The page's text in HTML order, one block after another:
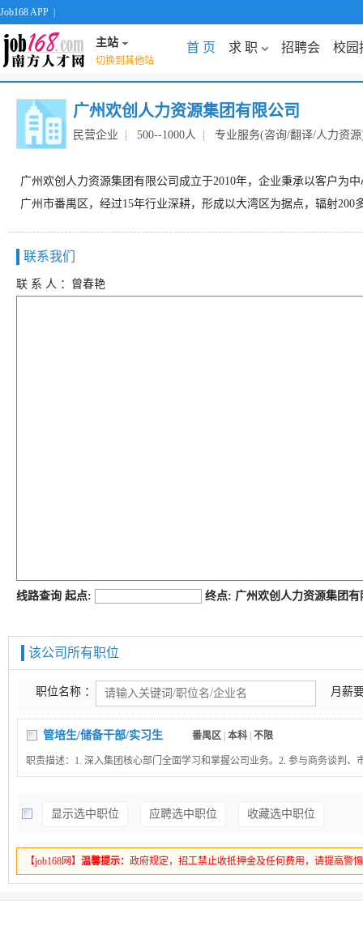
Job168 APP
主站
切换到其他站
首 页 求 职 招聘会 校园
广州欢创人力资源集团有限公司
民营企业 500--1000人 专业服务(咨询/翻译/人力资
广州欢创人力资源集团有限公司成立于2010年，企业秉承以客户为
广州市番禺区，经过15年行业深耕，形成以大湾区为据点，辐射
联系我们
联 系 人 ：曾春艳
线路查询 起点: 终点: 广州欢创人力资源集团
该公司所有职位
职位名称 ： 月薪
管培生/储备干部/实习生 番禺区 本科 不限
职责描述：1. 深入集团核心部门全面学习和掌握公司业务。2. 参与商务谈判、
目管理及创新业务落地。3. 根据业务需要在项目中担任核心角色，逐步承担团
力业务模式优化与效率提升。岗位要求：1. 本科及以上学历。2. 具备较强的学
导向，抗压能力强，有管理潜质或业务开拓精神。5. 具备创新思维，能够提出
解决方案。
显示选中职位 应聘选中职位 收藏选中职位
【job168网】 温馨提示： 政府规定，招工禁止收抵押金及任何费用，请提高警